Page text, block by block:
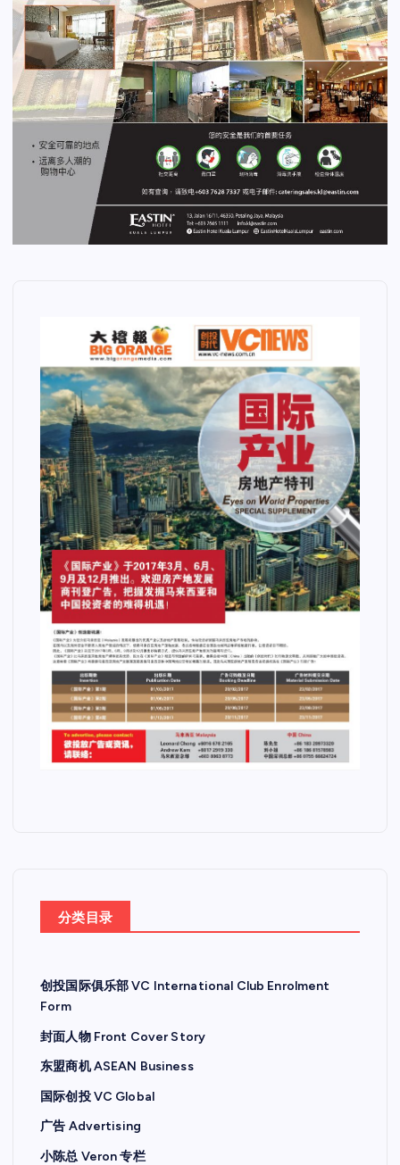
分类目录
创投国际俱乐部 VC International Club Enrolment
Form
封面人物 Front Cover Story
东盟商机 ASEAN Business
国际创投 VC Global
广告 Advertising
小陈总 Veron 专栏